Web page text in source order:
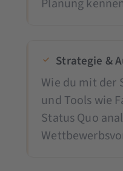
Planung
Strategie &
Wie du mit der
und Tools wie
Status Quo